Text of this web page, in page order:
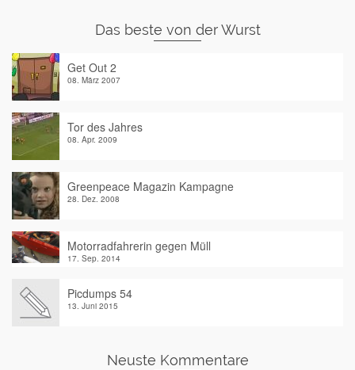
Das beste von der Wurst
Get Out 2
08. März 2007
Tor des Jahres
08. Apr. 2009
Greenpeace Magazin Kampagne
28. Dez. 2008
Motorradfahrerin gegen Müll
17. Sep. 2014
Picdumps 54
13. Juni 2015
Neuste Kommentare